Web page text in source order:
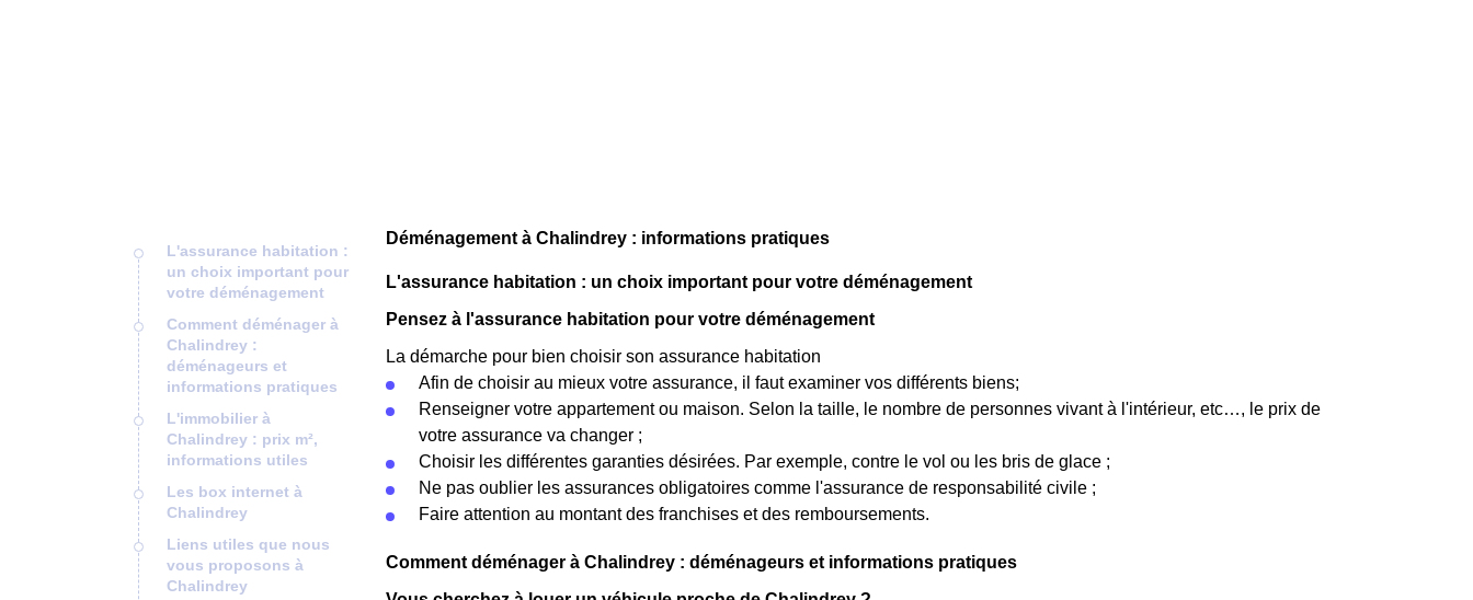
L'assurance habitation :
un choix important pour
votre déménagement
Comment déménager à
Chalindrey :
déménageurs et
informations pratiques
L'immobilier à
Chalindrey : prix m²,
informations utiles
Les box internet à
Chalindrey
Liens utiles que nous
vous proposons à
Chalindrey
Déménagement à Chalindrey : informations pratiques
L'assurance habitation : un choix important pour votre déménagement
Pensez à l'assurance habitation pour votre déménagement
La démarche pour bien choisir son assurance habitation
Afin de choisir au mieux votre assurance, il faut examiner vos différents biens;
Renseigner votre appartement ou maison. Selon la taille, le nombre de personnes vivant à l'intérieur, etc…, le prix de
votre assurance va changer ;
Choisir les différentes garanties désirées. Par exemple, contre le vol ou les bris de glace ;
Ne pas oublier les assurances obligatoires comme l'assurance de responsabilité civile ;
Faire attention au montant des franchises et des remboursements.
Comment déménager à Chalindrey : déménageurs et informations pratiques